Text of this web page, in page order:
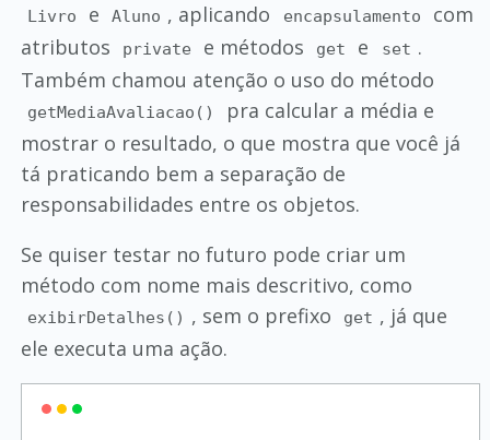
Livro e Aluno , aplicando encapsulamento
com
atributos
private e métodos get e set .
Também chamou atenção o uso do método
getMediaAvaliacao()
pra calcular a média e
mostrar o resultado, o que mostra que você já
tá praticando bem a separação de
responsabilidades entre os objetos.
Se quiser testar no futuro pode criar um
método com nome mais descritivo, como
exibirDetalhes() , sem o prefixo get , já que
ele executa uma ação.